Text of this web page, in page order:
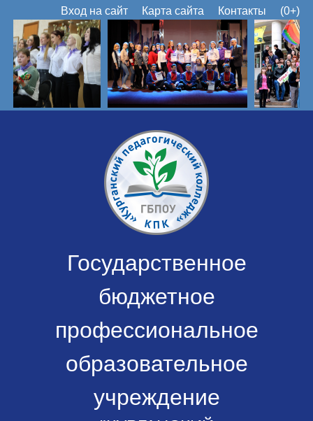
Вход на сайт Карта сайта Контакты (0+)
Государственное
бюджетное
профессиональное
образовательное
учреждение